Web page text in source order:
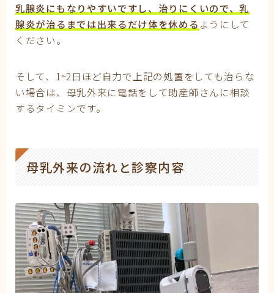
乳腺炎にもなりやすいですし、治りにくいので、乳
腺炎が治るまでは出来るだけ体を休める ようにして
ください。
そして、1~2日ほど自力で上記の処置をしても治らな
い場合は、母乳外来に電話をして助産師さんに相談
するタイミンです。
母乳外来の流れと診察内容